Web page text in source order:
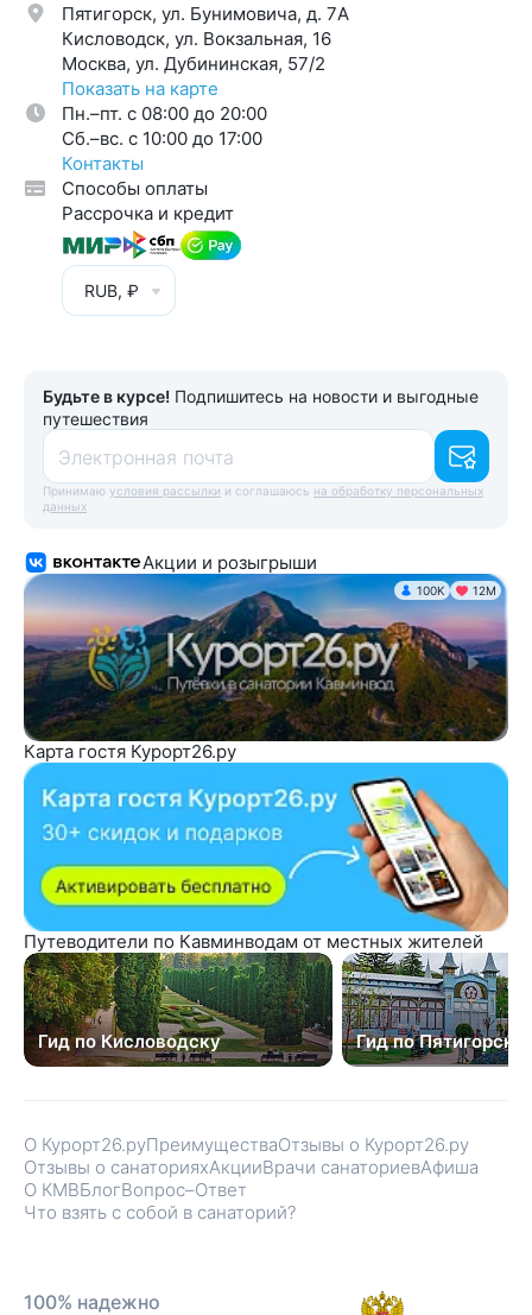
Пятигорск, ул. Бунимовича, д. 7A
Кисловодск, ул. Вокзальная, 16
Москва, ул. Дубининская, 57/2
Показать на карте
Пн.–пт. с 08:00 до 20:00
Cб.–вс. с 10:00 до 17:00
Контакты
Способы оплаты
Рассрочка и кредит
RUB, ₽
Будьте в курсе! Подпишитесь на новости и выгодные
путешествия
Электронная почта
Принимаю условия рассылки и соглашаюсь на обработку персональных
данных
Акции и розыгрыши
100K 12М
Карта гостя Курорт26.ру
Путеводители по Кавминводам от местных жителей
Гид по Кисловодску Гид по Пятигорску
О Курорт26.руПреимуществаОтзывы о Курорт26.ру
Отзывы о санаторияхАкцииВрачи санаториевАфиша
О КМВБлогВопрос–Ответ
Что взять с собой в санаторий?
100% надежно